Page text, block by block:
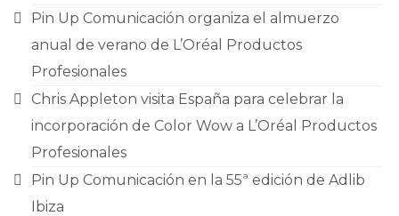
Pin Up Comunicación organiza el almuerzo
anual de verano de L’Oréal Productos
Profesionales
Chris Appleton visita España para celebrar la
incorporación de Color Wow a L’Oréal Productos
Profesionales
Pin Up Comunicación en la 55ª edición de Adlib
Ibiza